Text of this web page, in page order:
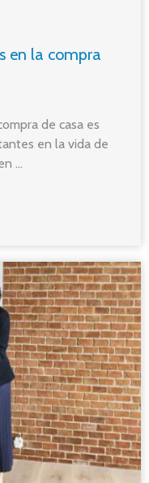
en la compra
de casa es
en la vida de
...